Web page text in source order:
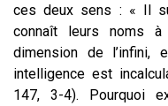
ces deux sens : « Il
connaît leurs noms à
dimension de
intelligence est
147, 3-4). Pourquoi